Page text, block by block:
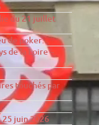
du 21 juillet
de poker…
de la Loire –
touchés par
25 juin 2026